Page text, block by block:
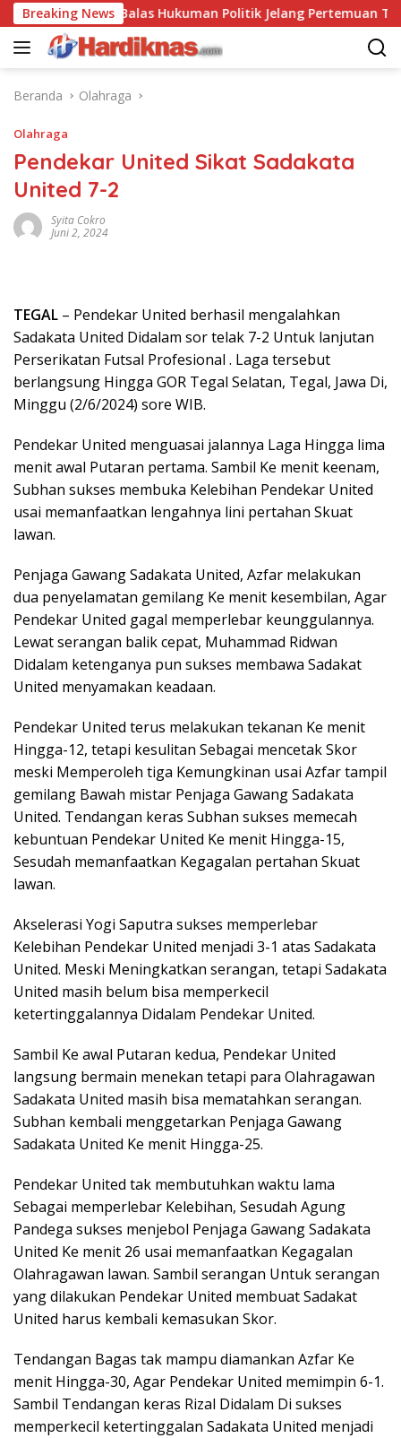
Langsung
ke
konten
Breaking News
Saling Balas Hukuman Politik Jelang Pertemuan Trump
Beranda Olahraga
Olahraga
Pendekar United Sikat Sadakata
United 7-2
Syita Cokro
Juni 2, 2024
TEGAL – Pendekar United berhasil mengalahkan
Sadakata United Didalam sor telak 7-2 Untuk lanjutan
Perserikatan Futsal Profesional . Laga tersebut
berlangsung Hingga GOR Tegal Selatan, Tegal, Jawa Di,
Minggu (2/6/2024) sore WIB.
Pendekar United menguasai jalannya Laga Hingga lima
menit awal Putaran pertama. Sambil Ke menit keenam,
Subhan sukses membuka Kelebihan Pendekar United
usai memanfaatkan lengahnya lini pertahan Skuat
lawan.
Penjaga Gawang Sadakata United, Azfar melakukan
dua penyelamatan gemilang Ke menit kesembilan, Agar
Pendekar United gagal memperlebar keunggulannya.
Lewat serangan balik cepat, Muhammad Ridwan
Didalam ketenganya pun sukses membawa Sadakat
United menyamakan keadaan.
Pendekar United terus melakukan tekanan Ke menit
Hingga-12, tetapi kesulitan Sebagai mencetak Skor
meski Memperoleh tiga Kemungkinan usai Azfar tampil
gemilang Bawah mistar Penjaga Gawang Sadakata
United. Tendangan keras Subhan sukses memecah
kebuntuan Pendekar United Ke menit Hingga-15,
Sesudah memanfaatkan Kegagalan pertahan Skuat
lawan.
Akselerasi Yogi Saputra sukses memperlebar
Kelebihan Pendekar United menjadi 3-1 atas Sadakata
United. Meski Meningkatkan serangan, tetapi Sadakata
United masih belum bisa memperkecil
ketertinggalannya Didalam Pendekar United.
Sambil Ke awal Putaran kedua, Pendekar United
langsung bermain menekan tetapi para Olahragawan
Sadakata United masih bisa mematahkan serangan.
Subhan kembali menggetarkan Penjaga Gawang
Sadakata United Ke menit Hingga-25.
Pendekar United tak membutuhkan waktu lama
Sebagai memperlebar Kelebihan, Sesudah Agung
Pandega sukses menjebol Penjaga Gawang Sadakata
United Ke menit 26 usai memanfaatkan Kegagalan
Olahragawan lawan. Sambil serangan Untuk serangan
yang dilakukan Pendekar United membuat Sadakat
United harus kembali kemasukan Skor.
Tendangan Bagas tak mampu diamankan Azfar Ke
menit Hingga-30, Agar Pendekar United memimpin 6-1.
Sambil Tendangan keras Rizal Didalam Di sukses
memperkecil ketertinggalan Sadakata United menjadi